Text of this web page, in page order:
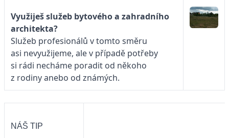
Využiješ služeb bytového a zahradního
architekta?
Služeb profesionálů v tomto směru
asi nevyužijeme, ale v případě potřeby
si rádi necháme poradit od někoho
z rodiny anebo od známých.
NÁŠ TIP